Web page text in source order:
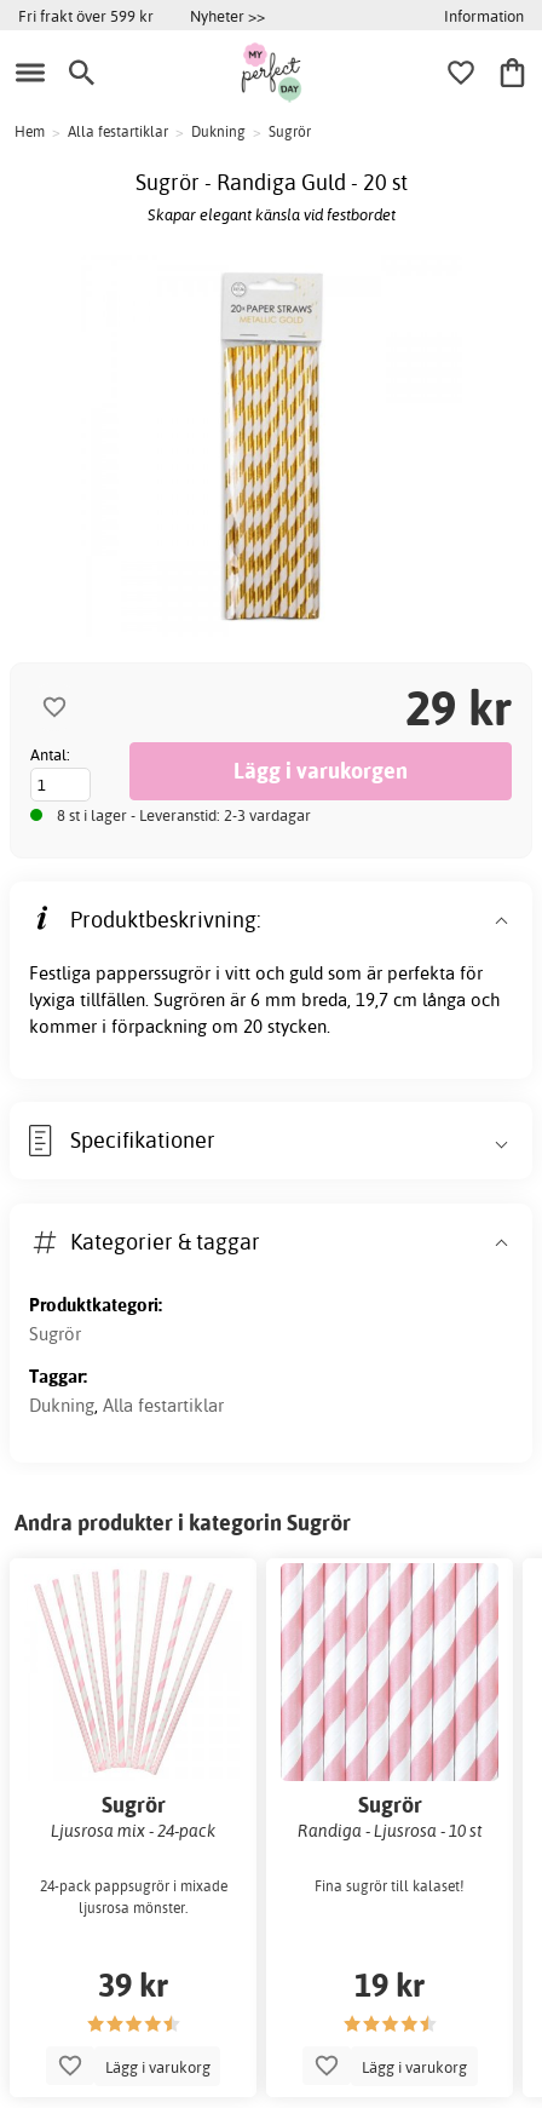
Fri frakt över 599 kr Nyheter >> Information
Hem > Alla festartiklar > Dukning > Sugrör
Sugrör - Randiga Guld - 20 st
Skapar elegant känsla vid festbordet
29 kr
Antal:
8 st i lager - Leveranstid: 2-3 vardagar
Produktbeskrivning:
Festliga papperssugrör i vitt och guld som är perfekta för
lyxiga tillfällen. Sugrören är 6 mm breda, 19,7 cm långa och
kommer i förpackning om 20 stycken.
Specifikationer
Kategorier & taggar
Produktkategori:
Sugrör
Taggar:
Dukning, Alla festartiklar
Andra produkter i kategorin Sugrör
Sugrör
Ljusrosa mix - 24-pack
24-pack pappsugrör i mixade
ljusrosa mönster.
39 kr
Lägg i varukorg
Sugrör
Randiga - Ljusrosa - 10 st
Fina sugrör till kalaset!
19 kr
Lägg i varukorg